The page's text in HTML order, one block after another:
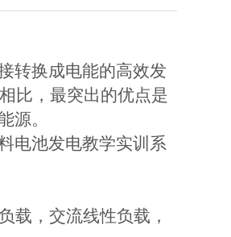
转换成电能的高效发
比，最突出的优点是
源。
电池发电教学实训系
载，交流线性负载，